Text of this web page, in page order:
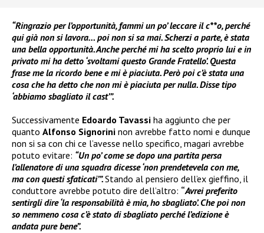
“Ringrazio per l’opportunità, fammi un po’ leccare il c**o, perché
qui già non si lavora… poi non si sa mai. Scherzi a parte, è stata
una bella opportunità. Anche perché mi ha scelto proprio lui e in
privato mi ha detto ‘svoltami questo Grande Fratello’. Questa
frase me la ricordo bene e mi è piaciuta. Però poi c’è stata una
cosa che ha detto che non mi è piaciuta per nulla. Disse tipo
‘abbiamo sbagliato il cast’”.
Successivamente Edoardo Tavassi ha aggiunto che per
quanto Alfonso Signorini non avrebbe fatto nomi e dunque
non si sa con chi ce l’avesse nello specifico, magari avrebbe
potuto evitare: “Un po’ come se dopo una partita persa
l’allenatore di una squadra dicesse ‘non prendetevela con me,
ma con questi sfaticati’”.Stando al pensiero dell’ex gieffino, il
conduttore avrebbe potuto dire dell’altro: “Avrei preferito
sentirgli dire ‘la responsabilità è mia, ho sbagliato’. Che poi non
so nemmeno cosa c’è stato di sbagliato perché l’edizione è
andata pure bene”.